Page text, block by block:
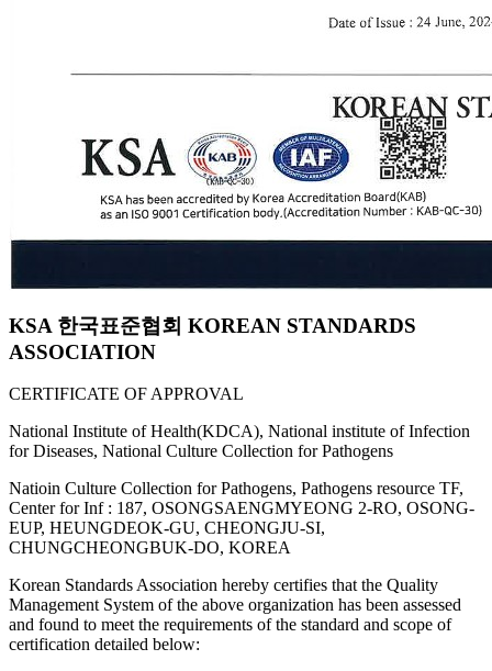
KSA 한국표준협회 KOREAN STANDARDS
ASSOCIATION
CERTIFICATE OF APPROVAL
National Institute of Health(KDCA), National institute of Infection
for Diseases, National Culture Collection for Pathogens
Natioin Culture Collection for Pathogens, Pathogens resource TF,
Center for Inf : 187, OSONGSAENGMYEONG 2-RO, OSONG-
EUP, HEUNGDEOK-GU, CHEONGJU-SI,
CHUNGCHEONGBUK-DO, KOREA
Korean Standards Association hereby certifies that the Quality
Management System of the above organization has been assessed
and found to meet the requirements of the standard and scope of
certification detailed below: